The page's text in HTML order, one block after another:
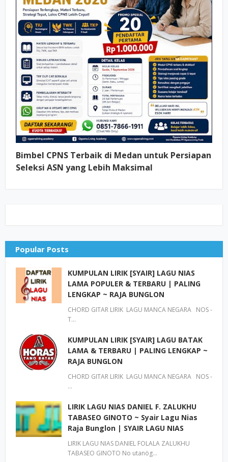
Bimbel CPNS Terbaik di Medan untuk Persiapan
Seleksi ASN yang Lebih Maksimal
Popular Posts
KUMPULAN LIRIK [SYAIR] LAGU NIAS
LAMA POPULER & TERBARU | PALING
LENGKAP ~ RAJA BUNGLON
CHORD GITAR LIRIK LAGU MANCA NEGARA NOS -
T…
KUMPULAN LIRIK [SYAIR] LAGU BATAK
LAMA & TERBARU | PALING LENGKAP ~
RAJA BUNGLON
CHORD GITAR LIRIK LAGU MANCA NEGARA NOS -
…
LIRIK LAGU NIAS DANIEL F. ZALUKHU
TABASEO GINOTO ~ Syair Lagu Nias
Raja Bunglon | SYAIR LAGU NIAS
LIRIK LAGU NIAS DANIEL FOLALA ZALUKHU
TABASEO GINOTO No utanög…